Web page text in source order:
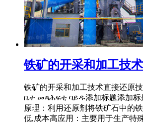
铁矿的开采和加工技
铁矿的开采和加工技术直接还原
ቤተ መጻሕፍቲ ባይዱ添加标题添加标
原理：利用还原剂将铁矿石中的
低,成本高应用：主要用于生产特